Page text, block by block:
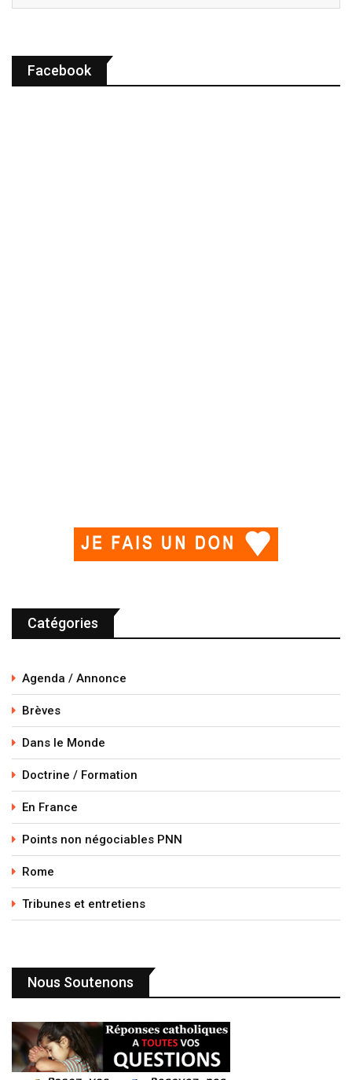
Facebook
Catégories
Agenda / Annonce
Brèves
Dans le Monde
Doctrine / Formation
En France
Points non négociables PNN
Rome
Tribunes et entretiens
Nous Soutenons